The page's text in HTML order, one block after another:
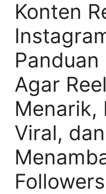
Konten
Agar
Menarik,
Viral, dan
Followers